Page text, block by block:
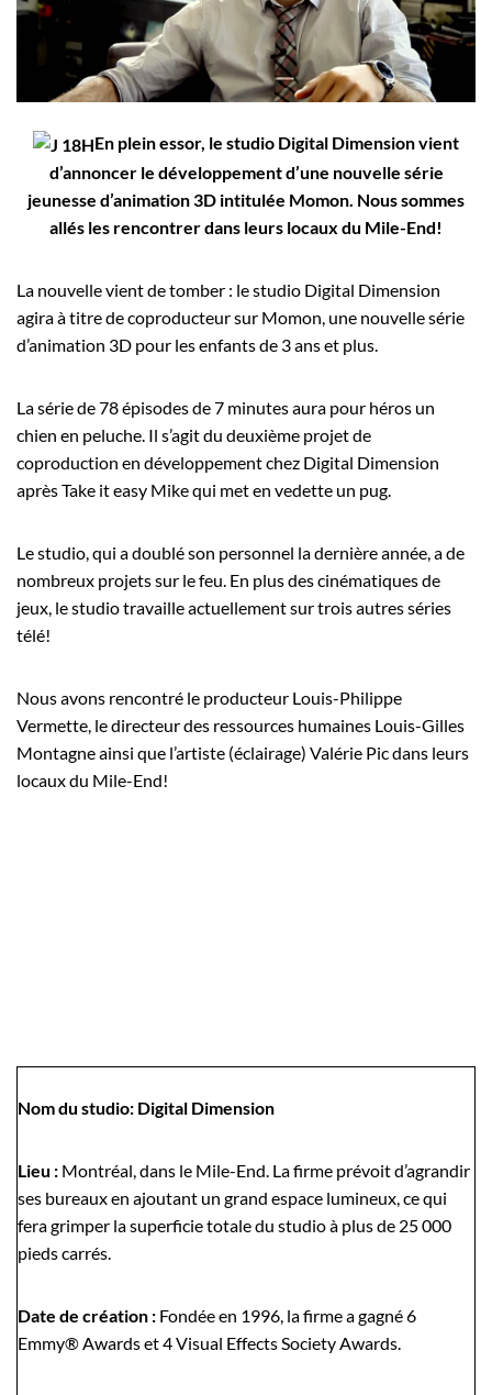
Employeurs
Publiez une offre d'emploi
En plein essor, le studio Digital Dimension vient
d’annoncer le développement d’une nouvelle série
jeunesse d’animation 3D intitulée Momon. Nous sommes
allés les rencontrer dans leurs locaux du Mile-End!
La nouvelle vient de tomber : le studio Digital Dimension
agira à titre de coproducteur sur Momon, une nouvelle série
d’animation 3D pour les enfants de 3 ans et plus.
La série de 78 épisodes de 7 minutes aura pour héros un
chien en peluche. Il s’agit du deuxième projet de
coproduction en développement chez Digital Dimension
après Take it easy Mike qui met en vedette un pug.
Le studio, qui a doublé son personnel la dernière année, a de
nombreux projets sur le feu. En plus des cinématiques de
jeux, le studio travaille actuellement sur trois autres séries
télé!
Nous avons rencontré le producteur Louis-Philippe
Vermette, le directeur des ressources humaines Louis-Gilles
Montagne ainsi que l’artiste (éclairage) Valérie Pic dans leurs
locaux du Mile-End!
Nom du studio: Digital Dimension
Lieu : Montréal, dans le Mile-End. La firme prévoit d’agrandir
ses bureaux en ajoutant un grand espace lumineux, ce qui
fera grimper la superficie totale du studio à plus de 25 000
pieds carrés.
Date de création : Fondée en 1996, la firme a gagné 6
Emmy® Awards et 4 Visual Effects Society Awards.